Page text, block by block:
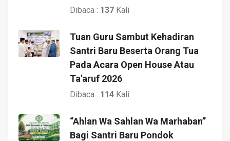
Dibaca : 137 Kali
Tuan Guru Sambut Kehadiran
Santri Baru Beserta Orang Tua
Pada Acara Open House Atau
Ta'aruf 2026
Dibaca : 114 Kali
“Ahlan Wa Sahlan Wa Marhaban”
Bagi Santri Baru Pondok